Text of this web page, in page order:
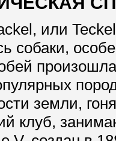
или
собаки,
земли,
клуб,